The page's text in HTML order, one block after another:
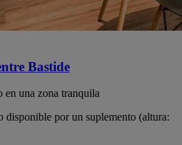
Bastide
una zona tranquila
disponible por un suplemento (altura: